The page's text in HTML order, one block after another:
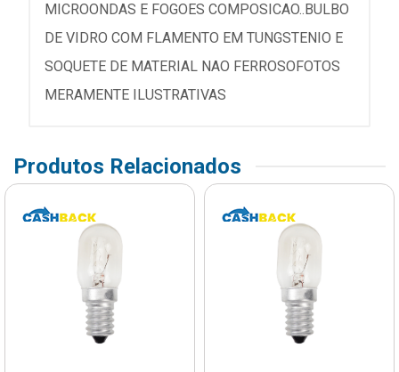
MICROONDAS E FOGOES COMPOSICAO..BULBO
DE VIDRO COM FLAMENTO EM TUNGSTENIO E
SOQUETE DE MATERIAL NAO FERROSOFOTOS
MERAMENTE ILUSTRATIVAS
Produtos Relacionados